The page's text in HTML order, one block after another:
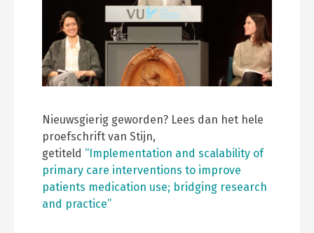
Nieuwsgierig geworden? Lees dan het hele
proefschrift van Stijn,
getiteld “Implementation and scalability of
primary care interventions to improve
patients medication use; bridging research
and practice”